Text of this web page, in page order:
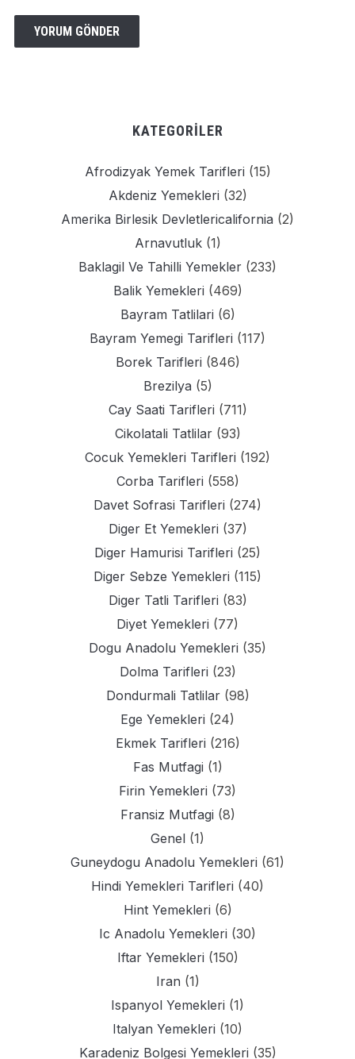
KATEGORILER
Afrodizyak Yemek Tarifleri (15)
Akdeniz Yemekleri (32)
Amerika Birlesik Devletlericalifornia (2)
Arnavutluk(1)
Baklagil Ve Tahilli Yemekler (233)
Balik Yemekleri (469)
Bayram Tatlilari (6)
Bayram Yemegi Tarifleri (117)
Borek Tarifleri (846)
Brezilya (5)
Cay Saati Tarifleri (711)
Cikolatali Tatlilar(93)
Cocuk Yemekleri Tarifleri (192)
Corba Tarifleri (558)
Davet Sofrasi Tarifleri (274)
Diger Et Yemekleri (37)
Diger Hamurisi Tarifleri (25)
Diger Sebze Yemekleri (115)
Diger Tatli Tarifleri (83)
Diyet Yemekleri (77)
Dogu Anadolu Yemekleri (35)
Dolma Tarifleri (23)
Dondurmali Tatlilar(98)
Ege Yemekleri (24)
Ekmek Tarifleri (216)
Fas Mutfagi (1)
Firin Yemekleri (73)
Fransiz Mutfagi (8)
Genel (1)
Guneydogu Anadolu Yemekleri (61)
Hindi Yemekleri Tarifleri (40)
Hint Yemekleri (6)
Ic Anadolu Yemekleri (30)
Iftar Yemekleri (150)
Iran (1)
Ispanyol Yemekleri (1)
Italyan Yemekleri (10)
Karadeniz Bolgesi Yemekleri (35)